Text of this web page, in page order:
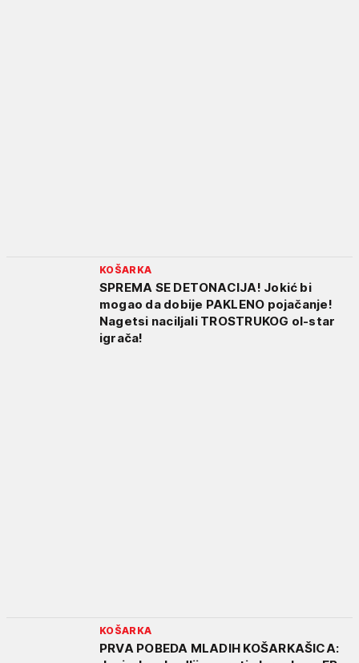
KOŠARKA
SPREMA SE DETONACIJA! Jokić bi
mogao da dobije PAKLENO pojačanje!
Nagetsi naciljali TROSTRUKOG ol-star
igrača!
KOŠARKA
PRVA POBEDA MLADIH KOŠARKAŠICA: